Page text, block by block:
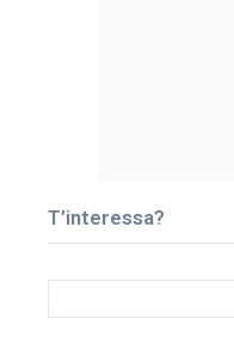
T’interessa?